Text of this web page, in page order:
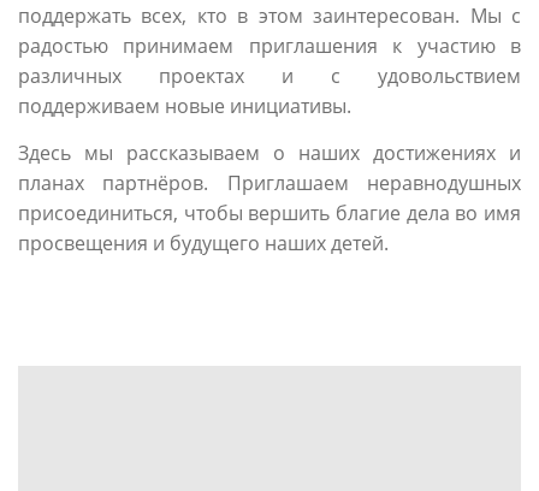
поддержать всех, кто в этом заинтересован. Мы с
радостью принимаем приглашения к участию в
различных проектах и с удовольствием
поддерживаем новые инициативы.
Здесь мы рассказываем о наших достижениях и
планах партнёров. Приглашаем неравнодушных
присоединиться, чтобы вершить благие дела во имя
просвещения и будущего наших детей.